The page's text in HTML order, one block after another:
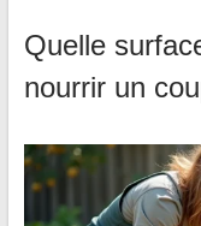
Quelle
nourrir un